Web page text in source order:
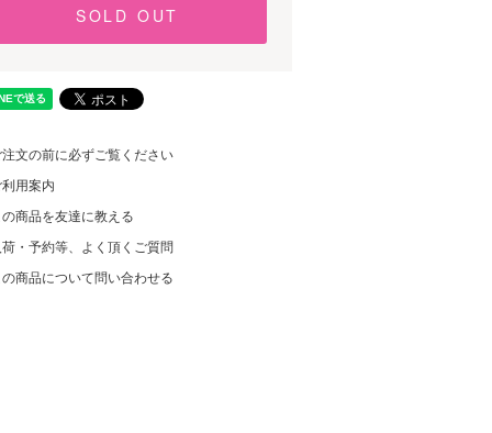
SOLD OUT
注文の前に必ずご覧ください
利用案内
の商品を友達に教える
荷・予約等、よく頂くご質問
の商品について問い合わせる